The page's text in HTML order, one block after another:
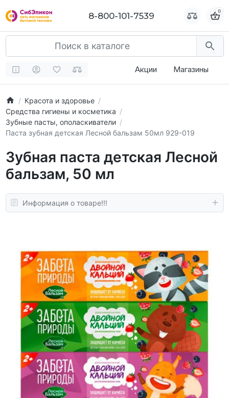
8-800-101-7539 0
Акции Магазины
Красота и здоровье
Средства гигиены и косметика
Зубные пасты, ополаскиватели
Паста зубная детская Лесной бальзам 50мл 929-019
Зубная паста детская Лесной
бальзам, 50 мл
Информация о товаре!!!
8-800-101-7539 0